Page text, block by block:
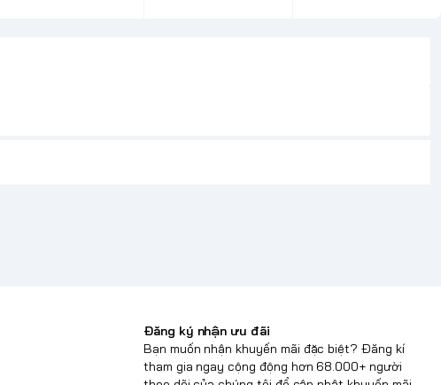
Đăng ký nhận ưu đãi
Bạn muốn nhận khuyến mãi đặc biệt? Đăng kí
tham gia ngay cộng động hơn 68.000+ người